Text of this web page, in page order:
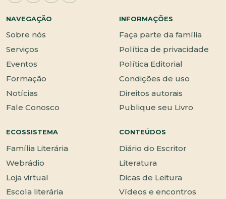
NAVEGAÇÃO
Sobre nós
Serviços
Eventos
Formação
Notícias
Fale Conosco
INFORMAÇÕES
Faça parte da família
Política de privacidade
Política Editorial
Condições de uso
Direitos autorais
Publique seu Livro
ECOSSISTEMA
Família Literária
Webrádio
Loja virtual
Escola literária
CONTEÚDOS
Diário do Escritor
Literatura
Dicas de Leitura
Vídeos e encontros